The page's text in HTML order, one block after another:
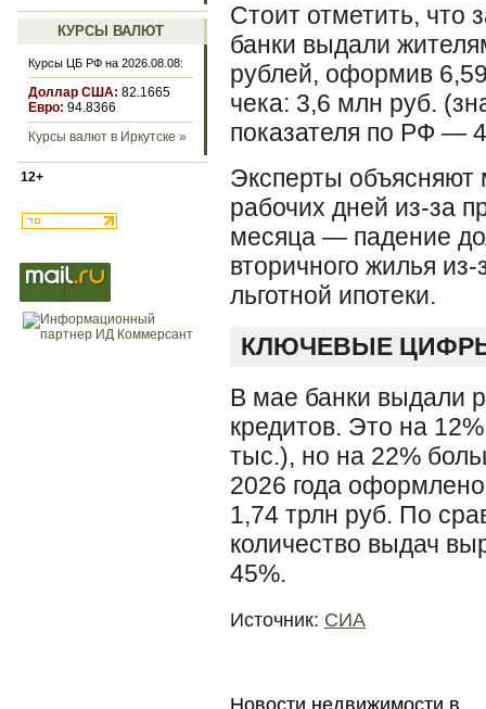
КУРСЫ ВАЛЮТ
Курсы ЦБ РФ на 2026.08.08:
Доллар США: 82.1665
Евро: 94.8366
Курсы валют в Иркутске »
12+
Стоит отметить, что
банки выдали
рублей, оформив
чека: 3,6 млн руб.
показателя по РФ —
Эксперты
рабочих дней из-за
месяца — падение
вторичного жилья
льготной ипотеки.
КЛЮЧЕВЫЕ
В мае банки выдали
кредитов. Это на
тыс.), но на 22%
2026 года
1,74 трлн руб. По
количество выдач
45%.
Источник: СИА
Новости недвижимости в